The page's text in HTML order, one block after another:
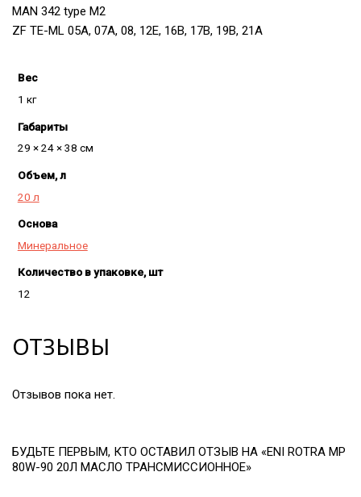
MAN 342 type M2
ZF TE-ML 05A, 07A, 08, 12E, 16B, 17B, 19B, 21A
Вес
1 кг
Габариты
29 × 24 × 38 см
Объем, л
20 л
Основа
Минеральное
Количество в упаковке, шт
12
ОТЗЫВЫ
Отзывов пока нет.
БУДЬТЕ ПЕРВЫМ, КТО ОСТАВИЛ ОТЗЫВ НА «ENI ROTRA MP
80W-90 20Л МАСЛО ТРАНСМИССИОННОЕ»